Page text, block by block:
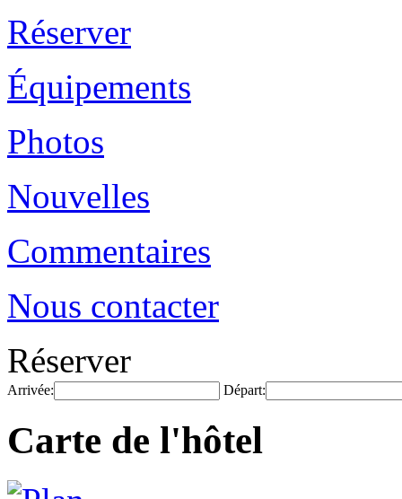
Réserver
Équipements
Photos
Nouvelles
Commentaires
Nous contacter
Réserver
Arrivée: Départ:
Carte de l'hôtel